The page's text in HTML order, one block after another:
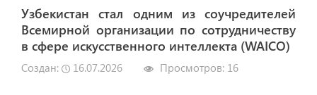
Узбекистан стал одним из соучредителей
Всемирной организации по сотрудничеству
в сфере искусственного интеллекта (WAICO)
Создан: 16.07.2026 Просмотров: 16